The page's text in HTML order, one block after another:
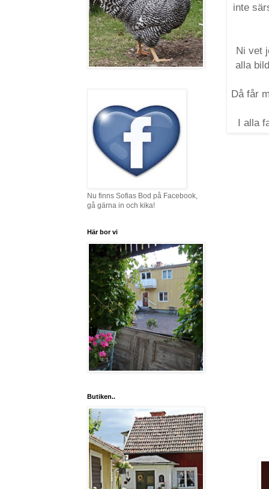
inte
Ni vet
alla
Då får
I alla
Nu finns Sofias Bod på Facebook,
gå gärna in och kika!
Här bor vi
Butiken..